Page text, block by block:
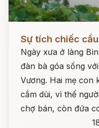
Sự tích chiếc
Ngày xưa ở làng
đàn bà góa sống
Vương. Hai mẹ con
cắm dùi, vì thế
chợ bán, còn đứa